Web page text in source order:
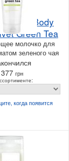
Body
Green Tea
молочко для
зеленого чая
377 грн
когдапоявится